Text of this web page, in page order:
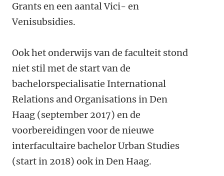
Grants en een aantal Vici- en
Venisubsidies.
Ook het onderwijs van de faculteit stond
niet stil met de start van de
bachelorspecialisatie International
Relations and Organisations in Den
Haag (september 2017) en de
voorbereidingen voor de nieuwe
interfacultaire bachelor Urban Studies
(start in 2018) ook in Den Haag.